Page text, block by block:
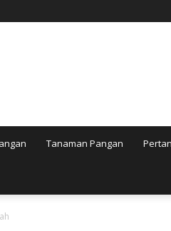
Tanaman Pangan